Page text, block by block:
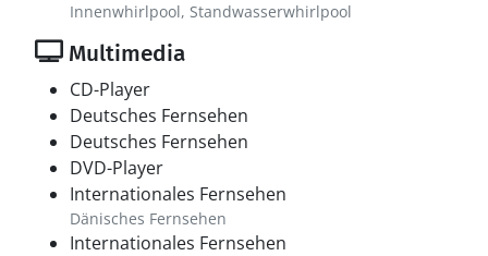
Innenwhirlpool, Standwasserwhirlpool
Multimedia
CD-Player
Deutsches Fernsehen
Deutsches Fernsehen
DVD-Player
Internationales Fernsehen
Dänisches Fernsehen
Internationales Fernsehen